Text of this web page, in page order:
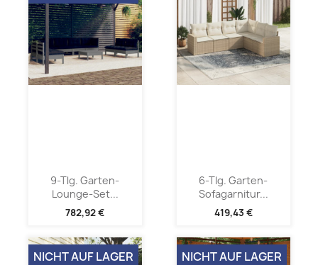
9-Tlg. Garten-
Lounge-Set...
782,92 €
6-Tlg. Garten-
Sofagarnitur...
419,43 €
NICHT AUF LAGER NICHT AUF LAGER